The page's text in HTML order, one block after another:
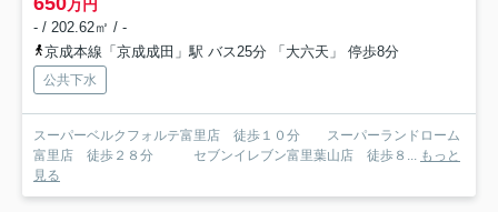
万円
- / 202.62㎡ / -
京成本線「京成成田」駅 バス25分 「大六天」 停歩8分
公共下水
スーパーベルクフォルテ富里店 徒歩１０分 スーパーランドローム
富里店 徒歩２８分 セブンイレブン富里葉山店 徒歩８... もっと
見る